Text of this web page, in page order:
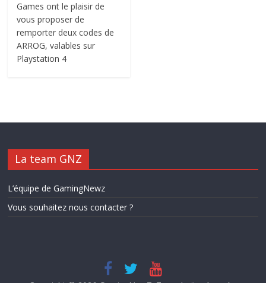
Games ont le plaisir de
vous proposer de
remporter deux codes de
ARROG, valables sur
Playstation 4
La team GNZ
L’équipe de GamingNewz
Vous souhaitez nous contacter ?